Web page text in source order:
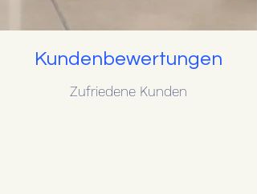
Kundenbewertungen
Zufriedene Kunden